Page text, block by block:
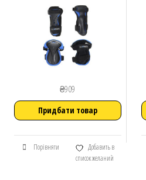
₴909
Придбати товар
Порівняти
Добавить в
список желаний